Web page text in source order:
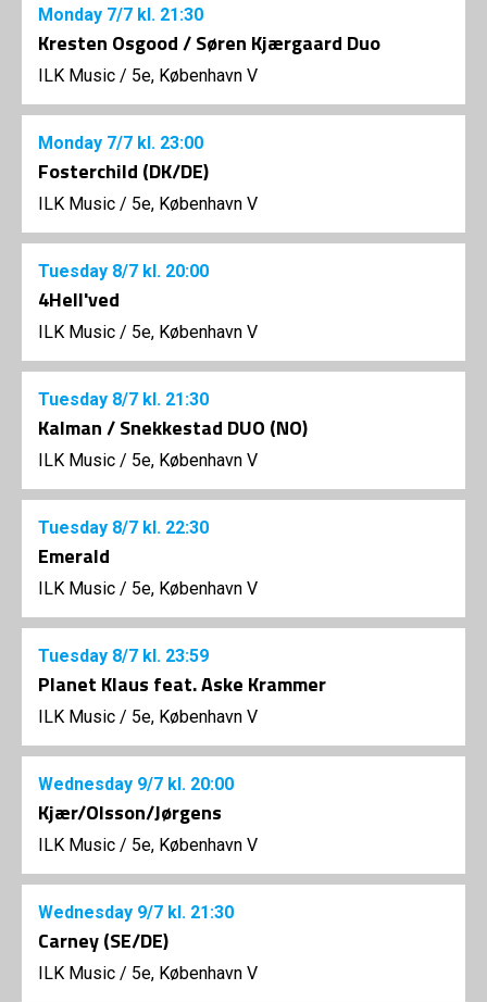
Monday 7/7 kl. 21:30
Kresten Osgood / Søren Kjærgaard Duo
ILK Music / 5e, København V
Monday 7/7 kl. 23:00
Fosterchild (DK/DE)
ILK Music / 5e, København V
Tuesday 8/7 kl. 20:00
4Hell'ved
ILK Music / 5e, København V
Tuesday 8/7 kl. 21:30
Kalman / Snekkestad DUO (NO)
ILK Music / 5e, København V
Tuesday 8/7 kl. 22:30
Emerald
ILK Music / 5e, København V
Tuesday 8/7 kl. 23:59
Planet Klaus feat. Aske Krammer
ILK Music / 5e, København V
Wednesday 9/7 kl. 20:00
Kjær/Olsson/Jørgens
ILK Music / 5e, København V
Wednesday 9/7 kl. 21:30
Carney (SE/DE)
ILK Music / 5e, København V